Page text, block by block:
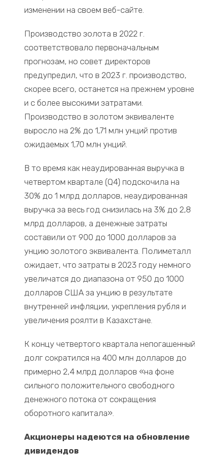
изменении на своем веб-сайте.
Производство золота в 2022 г.
соответствовало первоначальным
прогнозам, но совет директоров
предупредил, что в 2023 г. производство,
скорее всего, останется на прежнем уровне
и с более высокими затратами.
Производство в золотом эквиваленте
выросло на 2% до 1,71 млн унций против
ожидаемых 1,70 млн унций.
В то время как неаудированная выручка в
четвертом квартале (Q4) подскочила на
30% до 1 млрд долларов, неаудированная
выручка за весь год снизилась на 3% до 2,8
млрд долларов, а денежные затраты
составили от 900 до 1000 долларов за
унцию золотого эквивалента. Полиметалл
ожидает, что затраты в 2023 году немного
увеличатся до диапазона от 950 до 1000
долларов США за унцию в результате
внутренней инфляции, укрепления рубля и
увеличения роялти в Казахстане.
К концу четвертого квартала непогашенный
долг сократился на 400 млн долларов до
примерно 2,4 млрд долларов «на фоне
сильного положительного свободного
денежного потока от сокращения
оборотного капитала».
Акционеры надеются на обновление
дивидендов